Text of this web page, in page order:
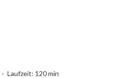
Laufzeit: 120 min